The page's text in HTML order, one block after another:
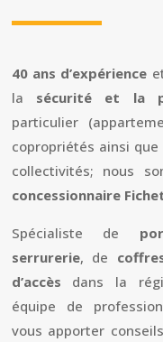
40 ans d’expérience
la sécurité et la
particulier
copropriétés ainsi
collectivités; nous
concessionnaire
Spécialiste de
serrurerie, de
d’accès dans la
équipe de
vous apporter